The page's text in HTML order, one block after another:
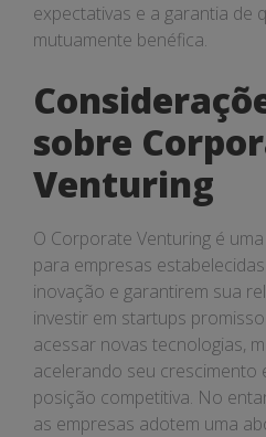
expectativas e a garantia de
mutuamente benéfica.
sobre
Venturing
O Corporate Venturing é
para empresas
inovação e garantirem sua
investir em startups
acessar novas tecnologias,
acelerando seu crescimento
posição competitiva. No
as empresas adotem uma